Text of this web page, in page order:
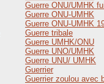
Guerre ONU/UMHK
Guerre ONU-UMHK
Guerre ONU-UMHK
Guerre tribale
Guerre UMHK/ONU
Guerre UNO/UMHK
Guerre UNU/ UMHK
Guerrier
Guerrier zoulou avec